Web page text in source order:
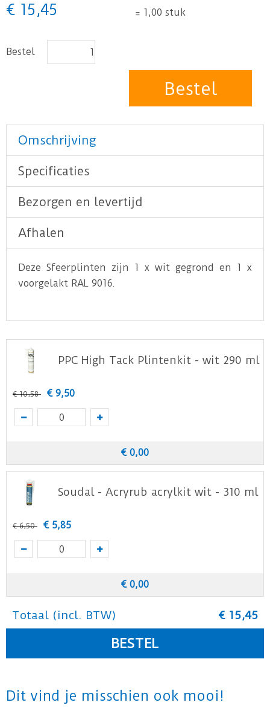
€ 15,45 = 1,00 stuk
Bestel
Omschrijving
Specificaties
Bezorgen en levertijd
Afhalen
Deze Sfeerplinten zijn 1 x wit gegrond en 1 x
voorgelakt RAL 9016.
PPC High Tack Plintenkit - wit 290 ml
€ 10,58 € 9,50
€ 0,00
Soudal - Acryrub acrylkit wit - 310 ml
€ 6,50 € 5,85
€ 0,00
Totaal (incl. BTW) € 15,45
Dit vind je misschien ook mooi!